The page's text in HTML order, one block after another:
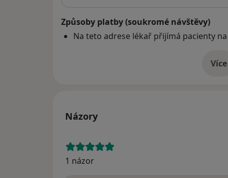
Způsoby platby (soukromé návštěvy)
Na teto adrese lékař přijímá pacienty
Více
o
Názory
1 názor